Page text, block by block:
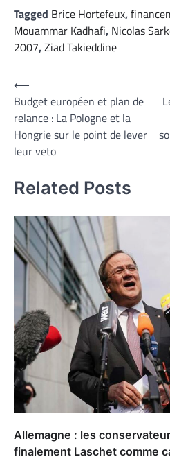
Tagged Brice Hortefeux,
Mouammar Kadhafi, Nicolas
2007,Ziad Takieddine
Navigation
de
l’article
⟵
Budget européen et plan de
relance : La Pologne et la
Hongrie sur le point de lever
leur veto
Related Posts
Allemagne : les
finalement Laschet comme